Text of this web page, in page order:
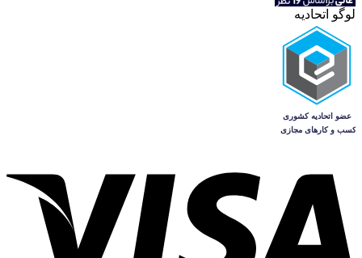
لوگو اتحادیه